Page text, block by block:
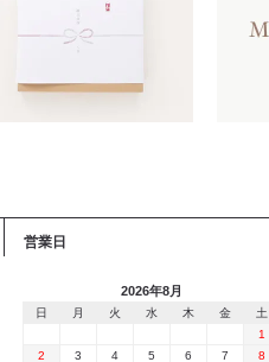
営業日
2026年8月
日 月 火 水 木 金
土
1
2
3 4 5 6 7
8